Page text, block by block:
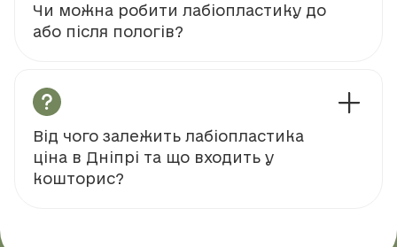
Чи можна робити лабіопластику до
або після пологів?
Від чого залежить лабіопластика
ціна в Дніпрі та що входить у
кошторис?